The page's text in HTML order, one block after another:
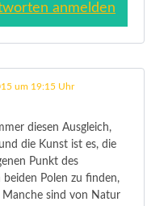
anmelden
um 19:15 Uhr
diesen Ausgleich,
die Kunst ist es, die
Punkt des
beiden Polen zu finden,
Manche sind von Natur